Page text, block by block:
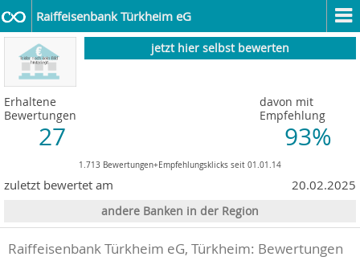
Raiffeisenbank Türkheim eG
jetzt hier selbst bewerten
Erhaltene
Bewertungen
27
davon mit
Empfehlung
93%
1.713 Bewertungen+Empfehlungsklicks seit 01.01.14
zuletzt bewertet am 20.02.2025
andere Banken in der Region
Raiffeisenbank Türkheim eG, Türkheim: Bewertungen